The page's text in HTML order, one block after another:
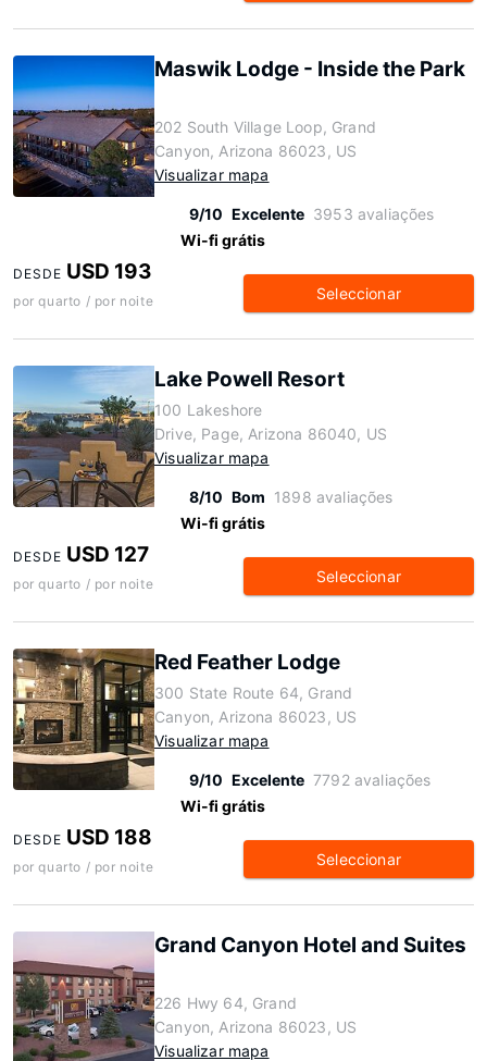
Maswik Lodge - Inside the Park
202 South Village Loop, Grand
Canyon, Arizona 86023, US
Visualizar mapa
9/10 Excelente 3953 avaliações
Wi-fi grátis
DESDE USD 193
por quarto / por noite Seleccionar
Lake Powell Resort
100 Lakeshore
Drive, Page, Arizona 86040, US
Visualizar mapa
8/10 Bom 1898 avaliações
Wi-fi grátis
DESDE USD 127
por quarto / por noite Seleccionar
Red Feather Lodge
300 State Route 64, Grand
Canyon, Arizona 86023, US
Visualizar mapa
9/10 Excelente 7792 avaliações
Wi-fi grátis
DESDE USD 188
por quarto / por noite Seleccionar
Grand Canyon Hotel and Suites
226 Hwy 64, Grand
Canyon, Arizona 86023, US
Visualizar mapa